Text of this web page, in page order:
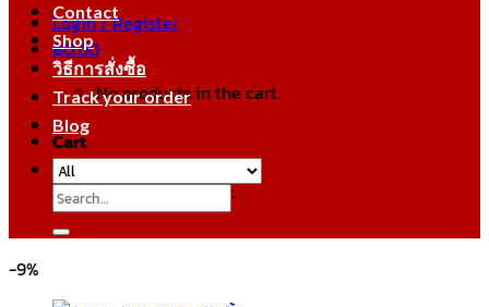
Login / Register
฿0.00
No products in the cart.
Cart
No products in the cart.
Contact
Shop
วิธีการสั่งซื้อ
Track your order
Blog
Search
for:
-9%